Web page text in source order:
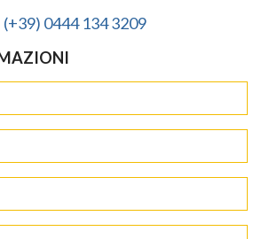
(+39) 0444 134 3209